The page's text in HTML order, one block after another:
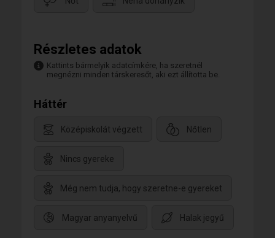
Részletes adatok
Kattints bármelyik adatcímkére, ha szeretnél
megnézni minden társkeresőt, aki ezt állította be.
Háttér
Középiskolát végzett Nőtlen
Nincs gyereke
Még nem tudja, hogy szeretne-e gyereket
Magyar anyanyelvű Halak jegyű